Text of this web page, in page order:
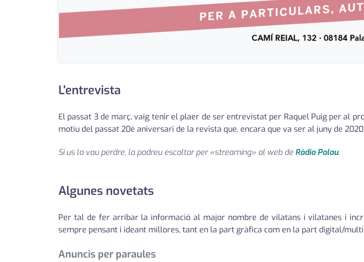
L'entrevista
El passat 3 de març, vaig tenir el plaer de ser entrevistat per Raquel Puig per al
motiu del passat 20è aniversari de la revista que, encara que va ser al juny de
Si us la vau perdre, la podreu escoltar per «streaming» al web de Ràdio Palau.
Algunes novetats
Per tal de fer arribar la informació al major nombre de vilatans i vilatanes i
sempre pensant i ideant millores, tant en la part gràfica com en la part digital/
Anuncis per paraules